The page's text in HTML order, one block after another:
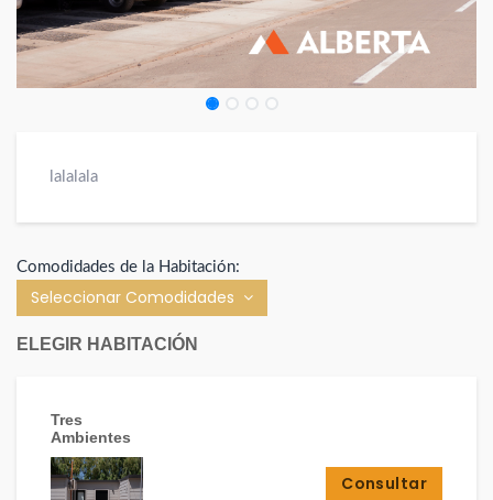
lalalala
Comodidades de la Habitación:
Seleccionar Comodidades
ELEGIR HABITACIÓN
Tres
Ambientes
Consultar